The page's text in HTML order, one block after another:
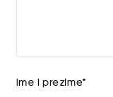
Ime i prezime*